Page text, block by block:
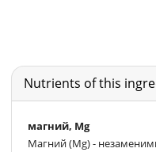
Nutrients of this
магний, Mg
Магний (Mg) -